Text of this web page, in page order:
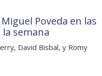
Poveda en las
semana
David Bisbal, y Romy